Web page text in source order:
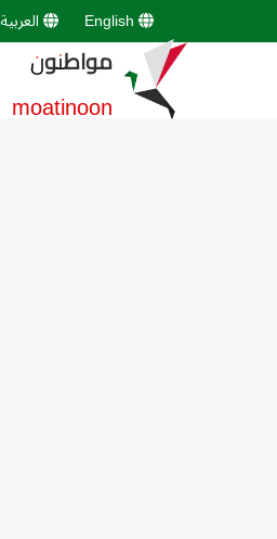
English العربية
مواطنون
moatinoon